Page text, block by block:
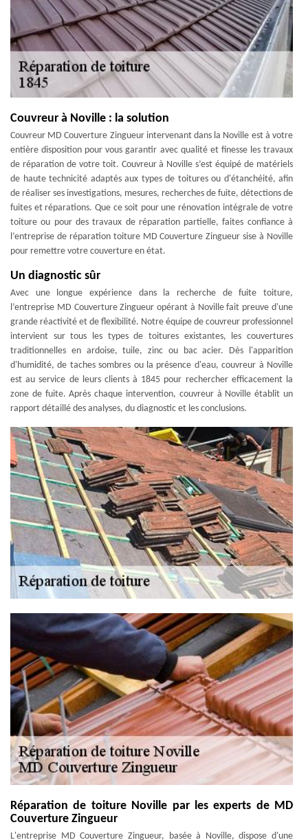
Couvreur à Noville : la solution
Couvreur MD Couverture Zingueur intervenant dans la Noville est à votre
entière disposition pour vous garantir avec qualité et finesse les travaux
de réparation de votre toit. Couvreur à Noville s’est équipé de matériels
de haute technicité adaptés aux types de toitures ou d'étanchéité, afin
de réaliser ses investigations, mesures, recherches de fuite, détections de
fuites et réparations. Que ce soit pour une rénovation intégrale de votre
toiture ou pour des travaux de réparation partielle, faites confiance à
l’entreprise de réparation toiture MD Couverture Zingueur sise à Noville
pour remettre votre couverture en état.
Un diagnostic sûr
Avec une longue expérience dans la recherche de fuite toiture,
l’entreprise MD Couverture Zingueur opérant à Noville fait preuve d'une
grande réactivité et de flexibilité. Notre équipe de couvreur professionnel
intervient sur tous les types de toitures existantes, les couvertures
traditionnelles en ardoise, tuile, zinc ou bac acier. Dès l'apparition
d'humidité, de taches sombres ou la présence d'eau, couvreur à Noville
est au service de leurs clients à 1845 pour rechercher efficacement la
zone de fuite. Après chaque intervention, couvreur à Noville établit un
rapport détaillé des analyses, du diagnostic et les conclusions.
Réparation de toiture Noville par les experts de MD
Couverture Zingueur
L'entreprise MD Couverture Zingueur, basée à Noville, dispose d'une